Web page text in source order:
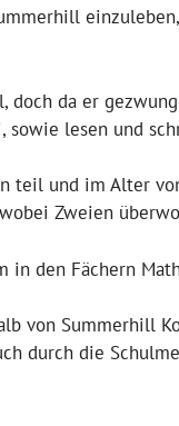
doch da er
sowie lesen und
teil und im Alter
Zweien
den Fächern
von Summerhill
durch die